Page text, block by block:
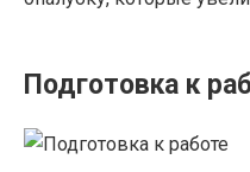
Подготовка к